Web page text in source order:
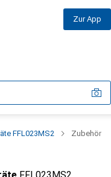
Zur App
FFL023MS2 Zubehör